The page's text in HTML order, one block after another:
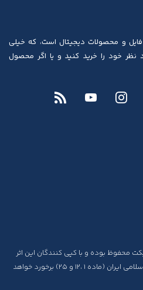
و محصولات دیجیتال است، که خیلی
خود را خرید کنید و یا اگر محصول
محفوظ بوده و با کپی کنندگان این اثر
بنا به قوانین جرایم رایانه ای جمهوری اسلامی ایران (ماده ۱ ،۱۲ و ۲۵) برخورد خواهد